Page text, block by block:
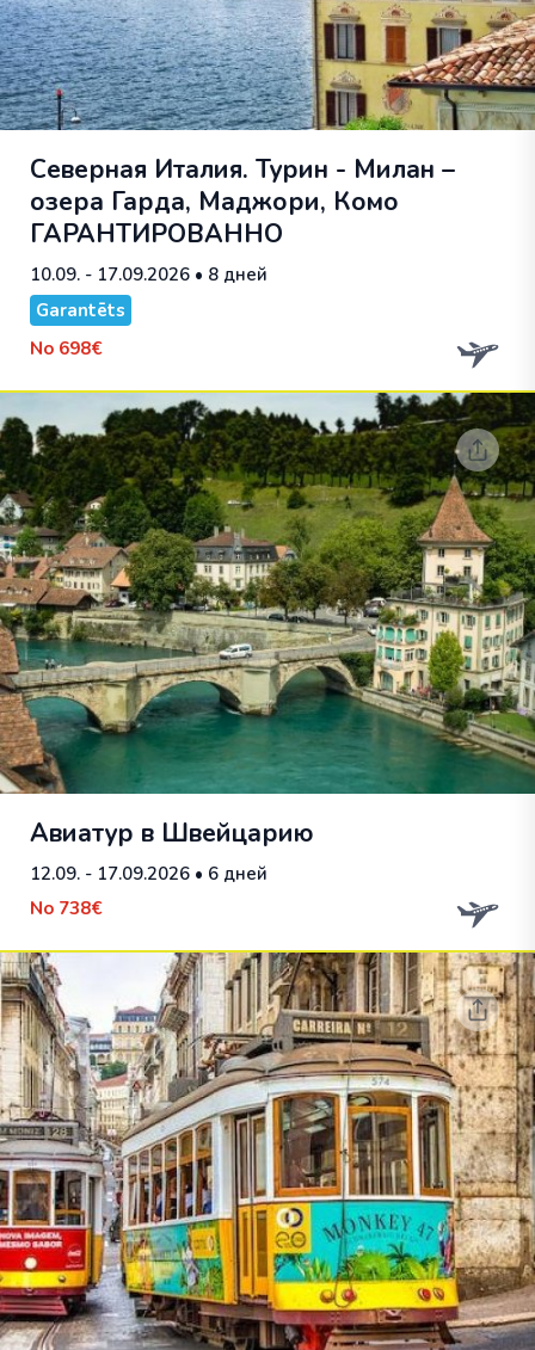
Северная Италия. Турин - Милан –
озера Гарда, Маджори, Комо
ГАРАНТИРОВАННО
10.09. - 17.09.2026 • 8 дней
Garantēts
No 698€
Авиатур в Швейцарию
12.09. - 17.09.2026 • 6 дней
No 738€